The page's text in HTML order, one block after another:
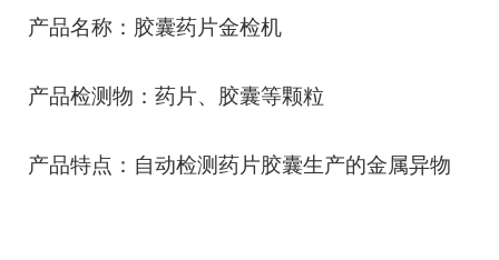
产品名称：胶囊药片金检机
产品检测物：药片、胶囊等颗粒
产品特点：自动检测药片胶囊生产的金属异物